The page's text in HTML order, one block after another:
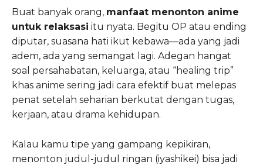
Buat banyak orang, manfaat menonton anime
untuk relaksasi itu nyata. Begitu OP atau ending
diputar, suasana hati ikut kebawa—ada yang jadi
adem, ada yang semangat lagi. Adegan hangat
soal persahabatan, keluarga, atau “healing trip”
khas anime sering jadi cara efektif buat melepas
penat setelah seharian berkutat dengan tugas,
kerjaan, atau drama kehidupan.
Kalau kamu tipe yang gampang kepikiran,
menonton judul-judul ringan (iyashikei) bisa jadi